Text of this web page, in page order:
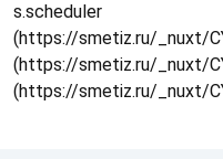
s.scheduler
(https://smetiz.ru/_nuxt/
(https://smetiz.ru/_nuxt/
(https://smetiz.ru/_nuxt/